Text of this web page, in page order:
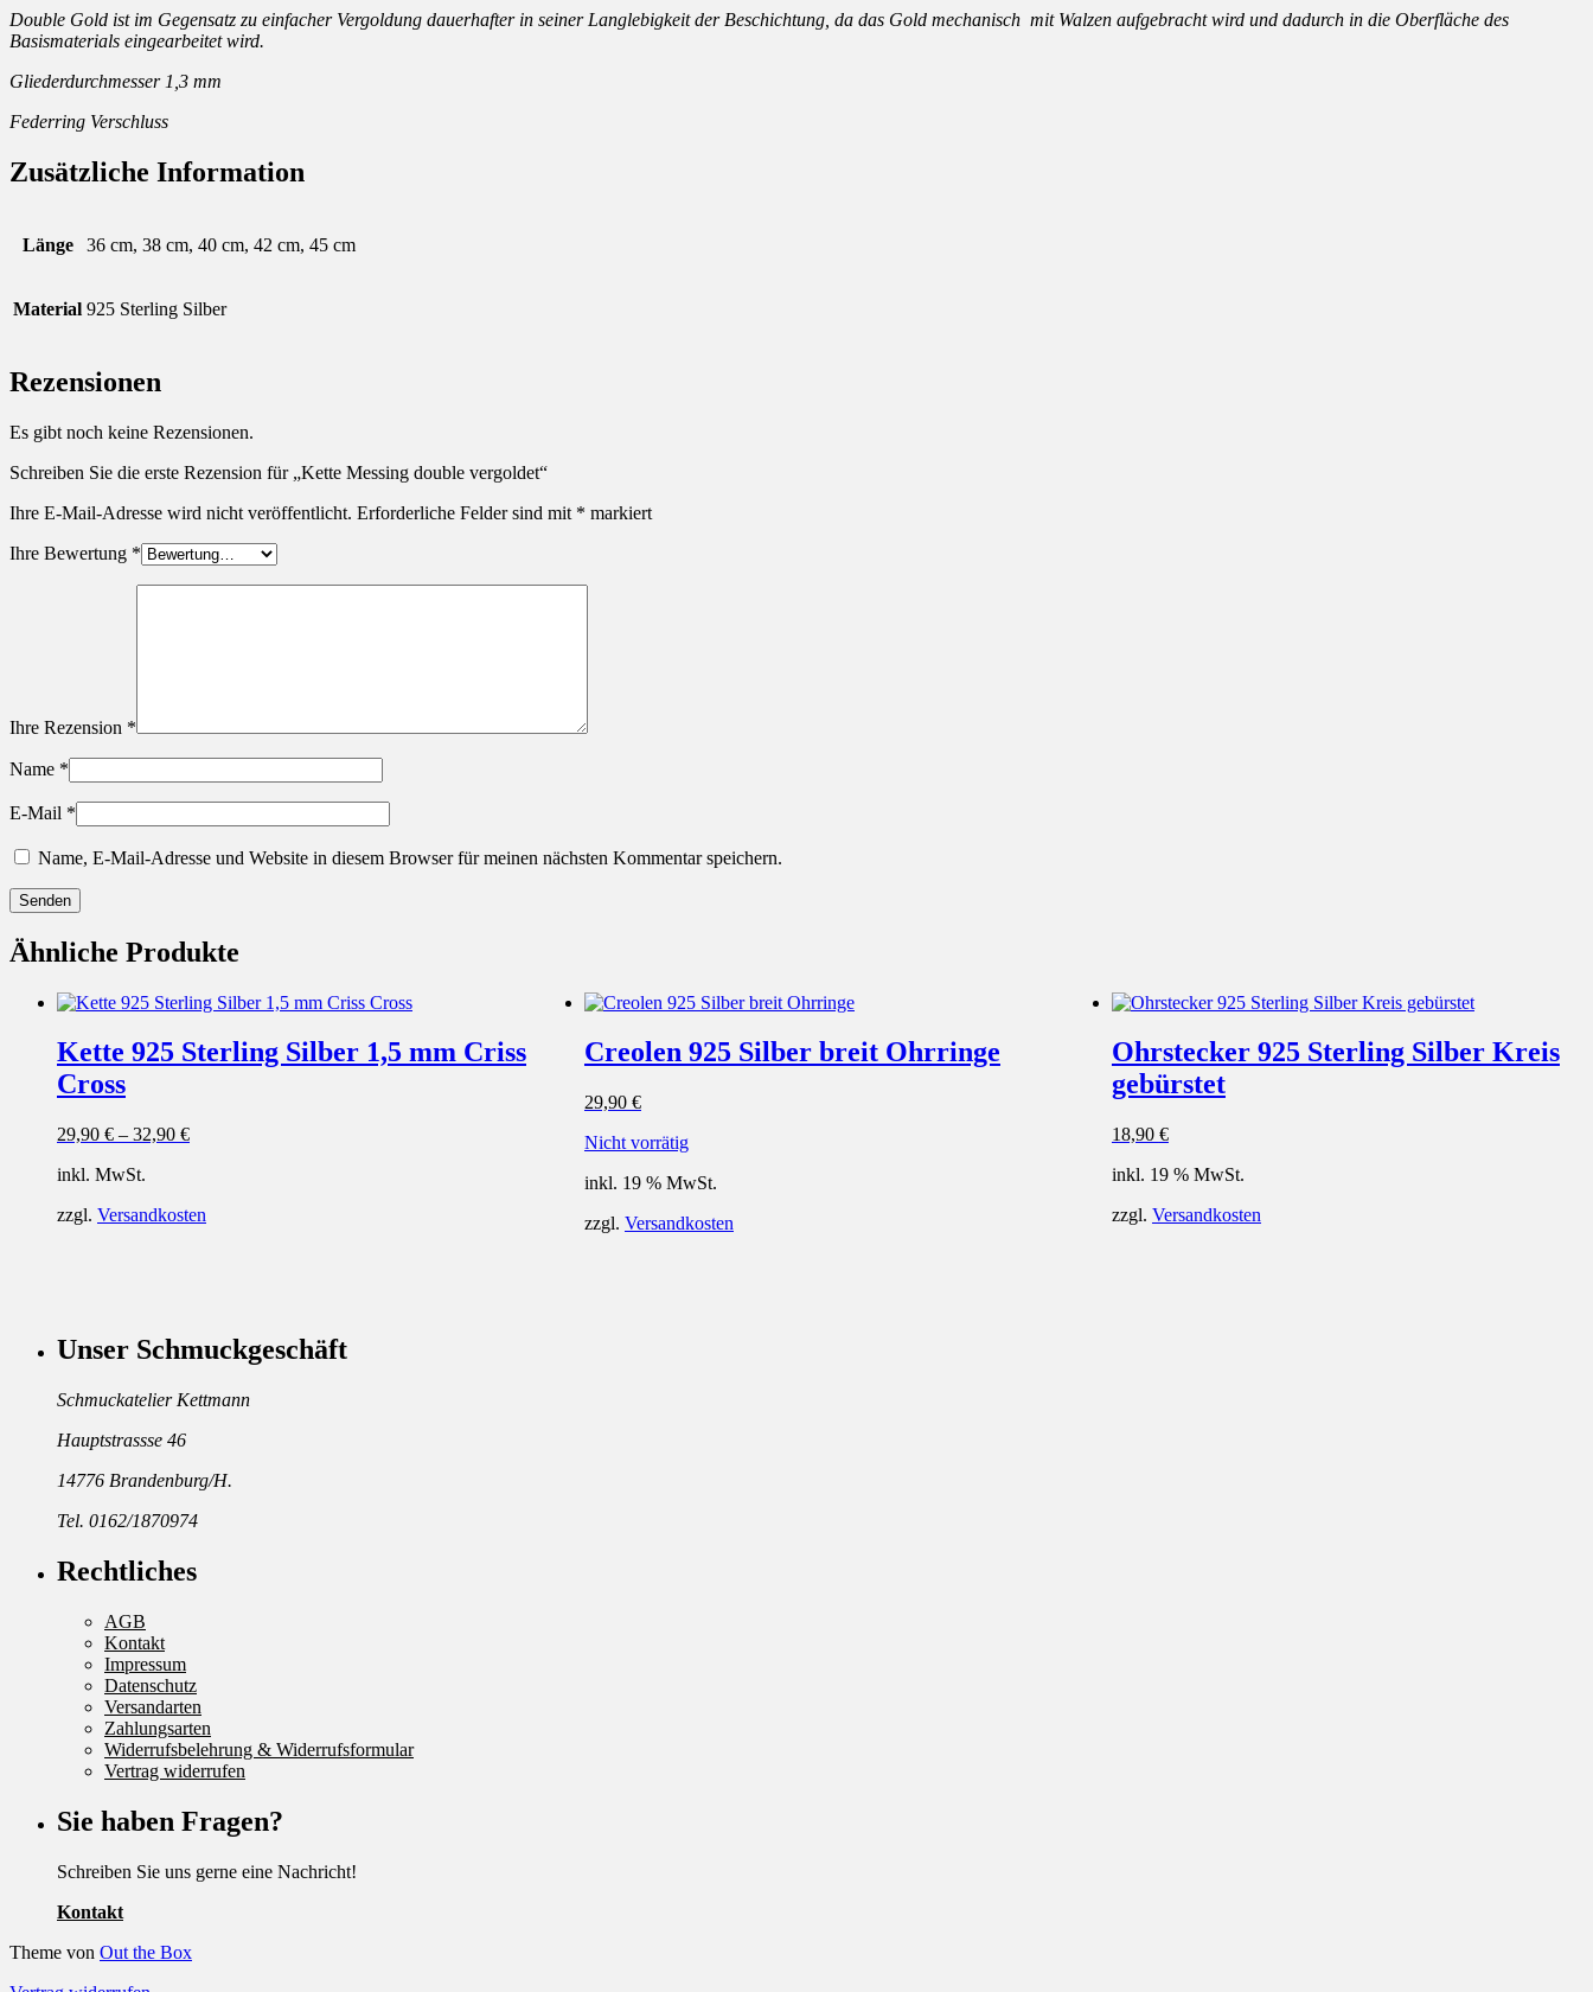
Double Gold ist im Gegensatz zu einfacher Vergoldung dauerhafter in seiner Langlebigkeit der Beschichtung, da das Gold mechanisch mit Walzen aufgebracht wird und dadurch in die Oberfläche des
Basismaterials eingearbeitet wird.
Gliederdurchmesser 1,3 mm
Federring Verschluss
Zusätzliche Information
Länge 36 cm, 38 cm, 40 cm, 42 cm, 45 cm
Material 925 Sterling Silber
Rezensionen
Es gibt noch keine Rezensionen.
Schreiben Sie die erste Rezension für „Kette Messing double vergoldet“
Ihre E-Mail-Adresse wird nicht veröffentlicht. Erforderliche Felder sind mit * markiert
Ihre Bewertung *
Ihre Rezension *
Name *
E-Mail *
Name, E-Mail-Adresse und Website in diesem Browser für meinen nächsten Kommentar speichern.
Ähnliche Produkte
Kette 925 Sterling Silber 1,5 mm Criss
Cross
29,90 € – 32,90 €
inkl. MwSt.
zzgl. Versandkosten
Creolen 925 Silber breit Ohrringe
29,90 €
Nicht vorrätig
inkl. 19 % MwSt.
zzgl. Versandkosten
Ohrstecker 925 Sterling Silber Kreis
gebürstet
18,90 €
inkl. 19 % MwSt.
zzgl. Versandkosten
Unser Schmuckgeschäft
Schmuckatelier Kettmann
Hauptstrassse 46
14776 Brandenburg/H.
Tel. 0162/1870974
Rechtliches
AGB
Kontakt
Impressum
Datenschutz
Versandarten
Zahlungsarten
Widerrufsbelehrung & Widerrufsformular
Vertrag widerrufen
Sie haben Fragen?
Schreiben Sie uns gerne eine Nachricht!
Kontakt
Theme von Out the Box